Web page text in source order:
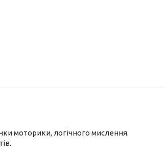
моторики, логічного мислення.